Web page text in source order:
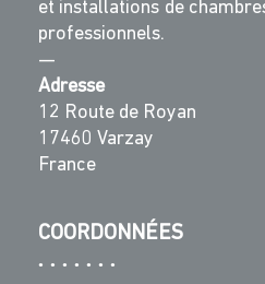
et installations de
professionnels.
—
Adresse
12 Route de Royan
17460 Varzay
France
COORDONNÉES